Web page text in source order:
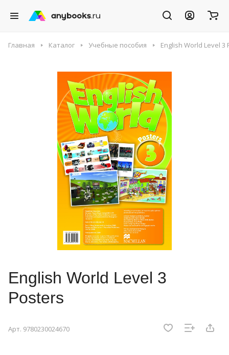
Главная Каталог Учебные пособия English World Level 3
English World Level 3
Posters
Арт. 9780230024670